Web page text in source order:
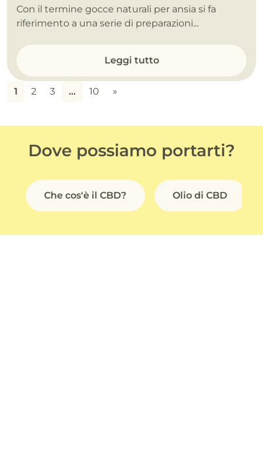
Con il termine gocce naturali per ansia si fa
riferimento a una serie di preparazioni...
Leggi tutto
1 2 3 … 10 »
Dove possiamo portarti?
Che cos'è il CBD? Olio di CBD